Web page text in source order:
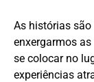
As histórias
enxergarmos
se colocar no
experiências